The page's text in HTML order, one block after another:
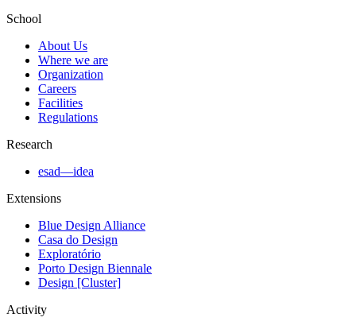
School
About Us
Where we are
Organization
Careers
Facilities
Regulations
Research
esad—idea
Extensions
Blue Design Alliance
Casa do Design
Exploratório
Porto Design Biennale
Design [Cluster]
Activity